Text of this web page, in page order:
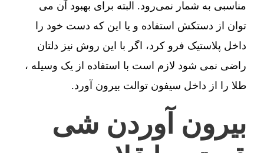
مناسبی به شمار نمی‌رود. البته برای بهبود آن می
توان از دستکش استفاده و یا این که دست خود را
داخل پلاستیک فرو کرد، اگر با این روش نیز دلتان
راضی نمی شود لازم است با استفاده از یک وسیله ،
طلا را از داخل سیفون توالت بیرون آورد.
بیرون آوردن شی